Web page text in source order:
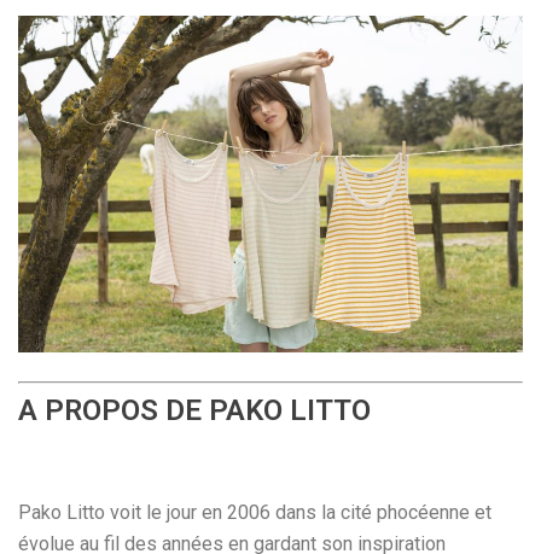
A PROPOS DE PAKO LITTO
Pako Litto voit le jour en 2006 dans la cité phocéenne et
évolue au fil des années en gardant son inspiration